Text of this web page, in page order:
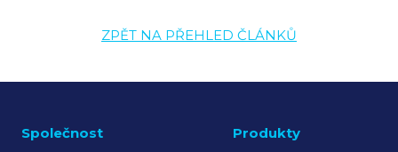
ZPĚT NA PŘEHLED ČLÁNKŮ
Společnost Produkty